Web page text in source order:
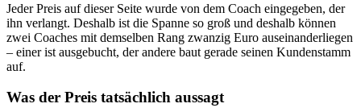
Jeder Preis auf dieser Seite wurde von dem Coach eingegeben, der
ihn verlangt. Deshalb ist die Spanne so groß und deshalb können
zwei Coaches mit demselben Rang zwanzig Euro auseinanderliegen
– einer ist ausgebucht, der andere baut gerade seinen Kundenstamm
auf.
Was der Preis tatsächlich aussagt